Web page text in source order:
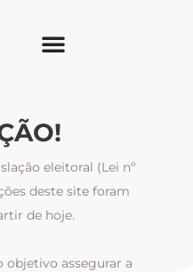
eleitoral (Lei nº
deste site foram
de hoje.
objetivo assegurar a